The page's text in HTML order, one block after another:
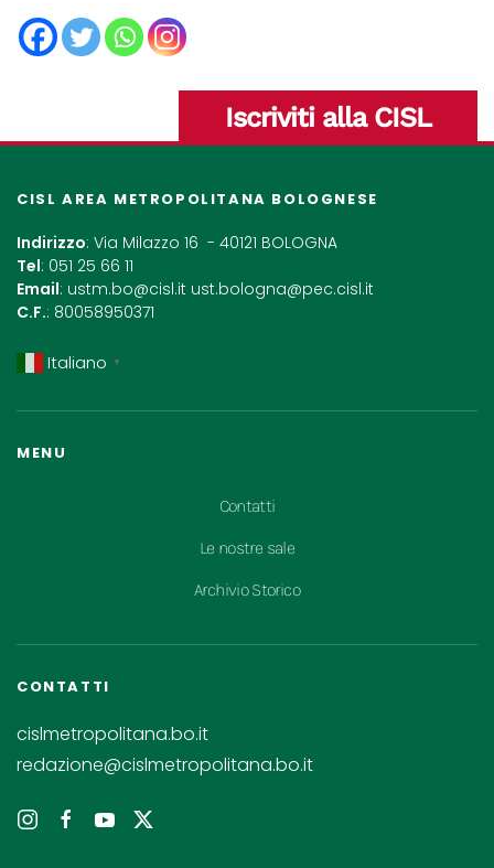
Iscriviti alla CISL
CISL AREA METROPOLITANA BOLOGNESE
Indirizzo: Via Milazzo 16 - 40121 BOLOGNA
Tel: 051 25 66 11
Email: ustm.bo@cisl.it ust.bologna@pec.cisl.it
C.F.: 80058950371
Italiano ▼
MENU
Contatti
Le nostre sale
Archivio Storico
CONTATTI
cislmetropolitana.bo.it
redazione@cislmetropolitana.bo.it